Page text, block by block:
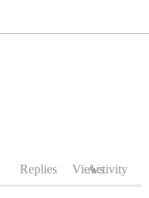
Replies ViewsActivity